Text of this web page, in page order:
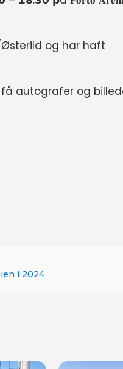
Østerild og har haft
autografer og
i 2024